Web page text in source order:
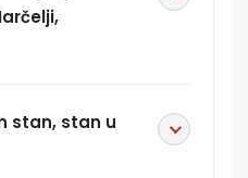
stan, stan u